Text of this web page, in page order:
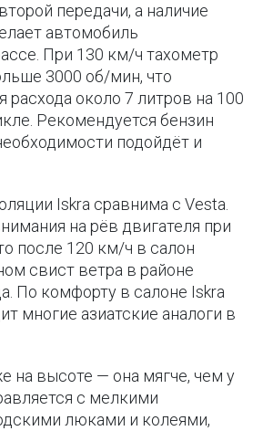
передачи, а наличие
автомобиль
При 130 км/ч тахометр
3000 об/мин, что
расхода около 7 литров на 100
Рекомендуется бензин
подойдёт и
Iskra сравнима с Vesta.
на рёв двигателя при
после 120 км/ч в салон
свист ветра в районе
По комфорту в салоне Iskra
многие азиатские аналоги в
на высоте — она мягче, чем у
с мелкими
люками и колеями,